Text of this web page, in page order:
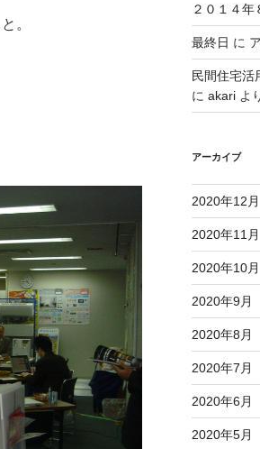
。
２０１４年
最終日 に
民間住宅活
に akariよ
アーカイブ
2020年12月
2020年11月
2020年10月
2020年9月
2020年8月
2020年7月
2020年6月
2020年5月